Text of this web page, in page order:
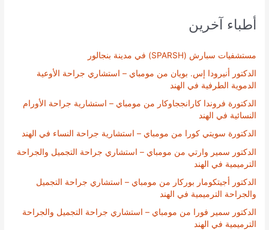
أطباء آخرين
مستشفيات سبارش (SPARSH) في مدينة بنجالور
الدكتور أنيرودا إس. بويان من مومباي – استشاري جراحة الأوعية
الدموية الطرفية في الهند
الدكتورة فروندا كارانججاوكار من مومباي – استشارية جراحة الأورام
النسائية في الهند
الدكتورة سويتي كورا من مومباي – استشارية جراحة النساء في الهند
الدكتور سمير وارتي من مومباي – استشاري جراحة التجميل والجراحة
الترميمية في الهند
الدكتور أجيتكومار بوركار من مومباي – استشاري جراحة التجميل
والجراحة الترميمية في الهند
الدكتور سمير فورا من مومباي – استشاري جراحة التجميل والجراحة
الترميمية في الهند